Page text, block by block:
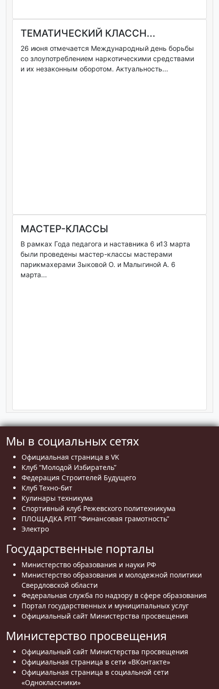
ТЕМАТИЧЕСКИЙ КЛАССН...
26 июня отмечается Международный день борьбы
со злоупотреблением наркотическими средствами
и их незаконным оборотом. Актуальность...
МАСТЕР-КЛАССЫ
В рамках Года педагога и наставника 6 и13 марта
были проведены мастер-классы мастерами
парикмахерами Зыковой О. и Малыгиной А. 6
марта...
Мы в социальных сетях
Официальная страница в VK
Клуб “Молодой Избиратель”
Федерация Строителей Будущего
Клуб Техно-бит
Кулинары техникума
Спортивный клуб Режевского политехникума
ПЛОЩАДКА РПТ “Финансовая грамотность”
Электро
Государственные порталы
Министерство образования и науки РФ
Министерство образования и молодежной политики
Свердловской области
Федеральная служба по надзору в сфере образования
Портал государственных и муниципальных услуг
Официальный сайт Министерства просвещения
Министерство просвещения
Официальный сайт Министерства просвещения
Официальная страница в сети «ВКонтакте»
Официальная страница в социальной сети
«Одноклассники»